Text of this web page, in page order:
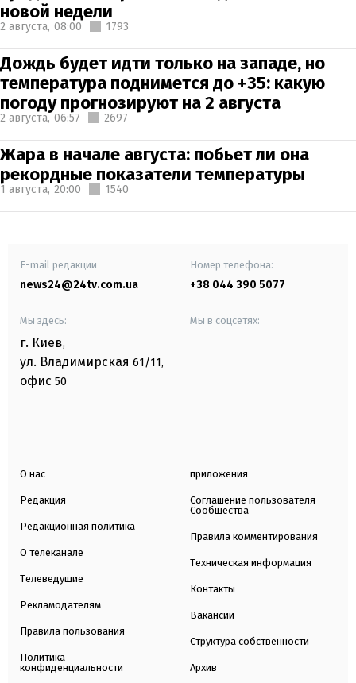
новой недели
2 августа, 08:00 1793
Дождь будет идти только на западе, но
температура поднимется до +35: какую
погоду прогнозируют на 2 августа
2 августа, 06:57 2697
Жара в начале августа: побьет ли она
рекордные показатели температуры
1 августа, 20:00 1540
E-mail редакции
news24@24tv.com.ua
Номер телефона:
+38 044 390 5077
Мы здесь:
г. Киев,
ул. Владимирская 61/11,
офис 50
Мы в соцсетях:
О нас
Редакция
Редакционная политика
О телеканале
Телеведущие
Рекламодателям
Правила пользования
Политика
конфиденциальности
приложения
Соглашение пользователя
Сообщества
Правила комментирования
Техническая информация
Контакты
Вакансии
Структура собственности
Архив